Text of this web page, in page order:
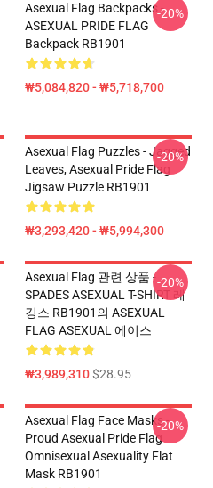
Asexual Flag Backpacks -
ASEXUAL PRIDE FLAG
Backpack RB1901
₩5,084,820 - ₩5,718,700
-20%
Asexual Flag Puzzles - Jagged
Leaves, Asexual Pride Flag
Jigsaw Puzzle RB1901
₩3,293,420 - ₩5,994,300
-20%
Asexual Flag 관련 상품 -
SPADES ASEXUAL T-SHIRT 레
깅스 RB1901의 ASEXUAL
FLAG ASEXUAL 에이스
₩3,989,310$28.95
-20%
Asexual Flag Face Masks -
Proud Asexual Pride Flag
Omnisexual Asexuality Flat
Mask RB1901
-20%